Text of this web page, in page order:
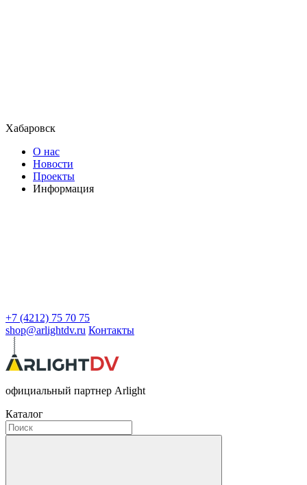
Хабаровск
О нас
Новости
Проекты
Информация
+7 (4212) 75 70 75
shop@arlightdv.ru Контакты
официальный партнер Arlight
Каталог